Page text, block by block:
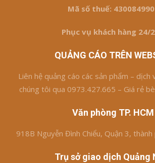
Mã số thuế:
Phục vụ khách hàng 24/
QUẢNG CÁO TRÊN
Liên hệ quảng cáo các sản phẩm –
chúng tôi qua 0973.427.665 – Giá rẻ
Văn phòng TP. HCM
918B Nguyễn Đình Chiểu, Quận 3, thành
Trụ sở giao dịch Quảng